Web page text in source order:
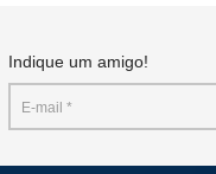
Indique um amigo!